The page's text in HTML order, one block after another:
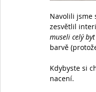
Navolili jsme
zesvětlil
museli celý
barvě
Kdybyste si
nacení.